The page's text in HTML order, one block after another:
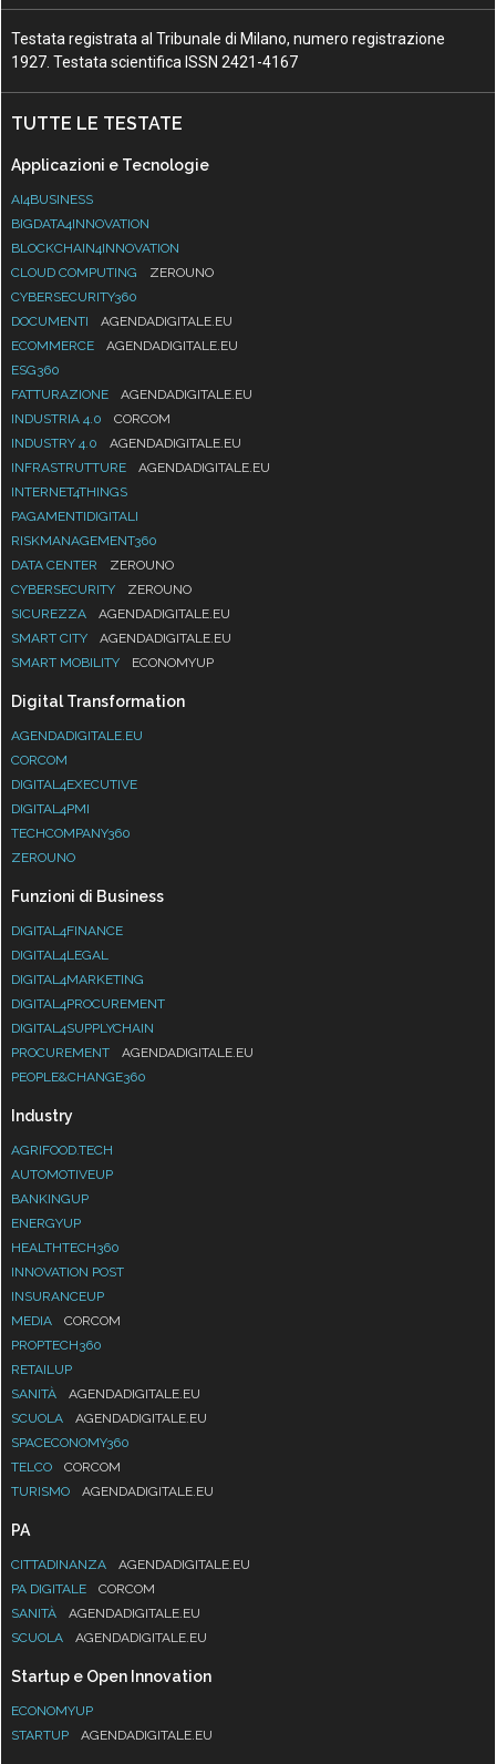
Testata registrata al Tribunale di Milano, numero registrazione
1927. Testata scientifica ISSN 2421-4167
TUTTE LE TESTATE
Applicazioni e Tecnologie
AI4BUSINESS
BIGDATA4INNOVATION
BLOCKCHAIN4INNOVATION
CLOUD COMPUTING
ZEROUNO
CYBERSECURITY360
DOCUMENTI
AGENDADIGITALE.EU
ECOMMERCE
AGENDADIGITALE.EU
ESG360
FATTURAZIONE
AGENDADIGITALE.EU
INDUSTRIA 4.0
CORCOM
INDUSTRY 4.0
AGENDADIGITALE.EU
INFRASTRUTTURE
AGENDADIGITALE.EU
INTERNET4THINGS
PAGAMENTIDIGITALI
RISKMANAGEMENT360
DATA CENTER
ZEROUNO
CYBERSECURITY
ZEROUNO
SICUREZZA
AGENDADIGITALE.EU
SMART CITY
AGENDADIGITALE.EU
SMART MOBILITY
ECONOMYUP
Digital Transformation
AGENDADIGITALE.EU
CORCOM
DIGITAL4EXECUTIVE
DIGITAL4PMI
TECHCOMPANY360
ZEROUNO
Funzioni di Business
DIGITAL4FINANCE
DIGITAL4LEGAL
DIGITAL4MARKETING
DIGITAL4PROCUREMENT
DIGITAL4SUPPLYCHAIN
PROCUREMENT
AGENDADIGITALE.EU
PEOPLE&CHANGE360
Industry
AGRIFOOD.TECH
AUTOMOTIVEUP
BANKINGUP
ENERGYUP
HEALTHTECH360
INNOVATION POST
INSURANCEUP
MEDIA
CORCOM
PROPTECH360
RETAILUP
SANITÀ
AGENDADIGITALE.EU
SCUOLA
AGENDADIGITALE.EU
SPACECONOMY360
TELCO
CORCOM
TURISMO
AGENDADIGITALE.EU
PA
CITTADINANZA
AGENDADIGITALE.EU
PA DIGITALE
CORCOM
SANITÀ
AGENDADIGITALE.EU
SCUOLA
AGENDADIGITALE.EU
Startup e Open Innovation
ECONOMYUP
STARTUP
AGENDADIGITALE.EU